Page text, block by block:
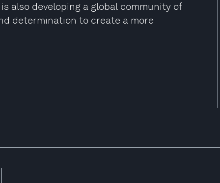
also developing a global community of
determination to create a more